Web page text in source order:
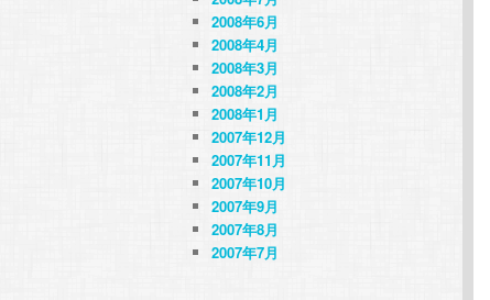
2008年6月
2008年4月
2008年3月
2008年2月
2008年1月
2007年12月
2007年11月
2007年10月
2007年9月
2007年8月
2007年7月